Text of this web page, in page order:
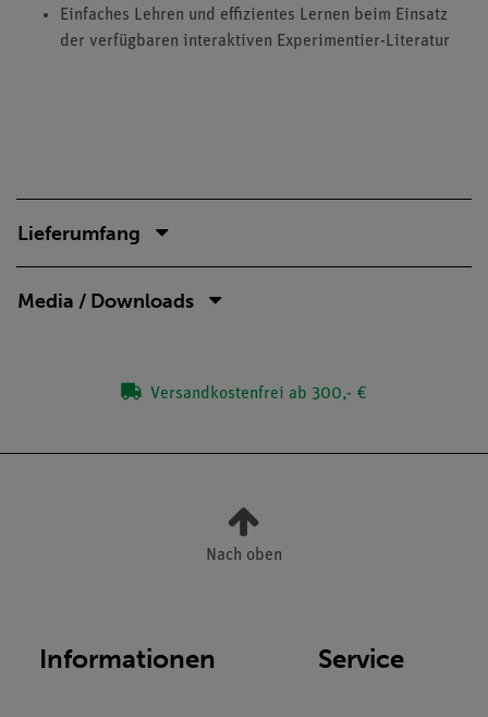
Einfaches Lehren und effizientes Lernen beim Einsatz
der verfügbaren interaktiven Experimentier-Literatur
Lieferumfang
Media / Downloads
Versandkostenfrei ab 300,- €
Nach oben
Informationen Service